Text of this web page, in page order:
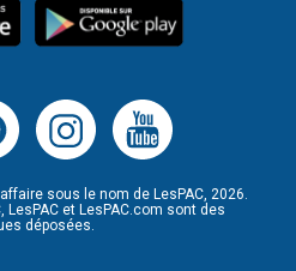
sous le nom de LesPAC, 2026.
LesPAC et LesPAC.com sont des
déposées.